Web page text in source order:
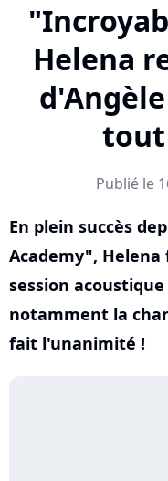
Helena
tout
Publié le
En plein succès
Academy",
session acoustique
notamment la
fait l'unanimité !